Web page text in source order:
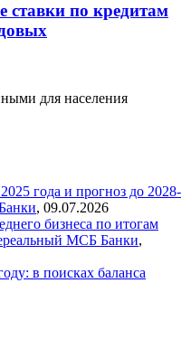
ставки по кредитам
для населения
года и прогноз до 2028-
, 09.07.2026
бизнеса по итогам
МСБ Банки,
в поисках баланса